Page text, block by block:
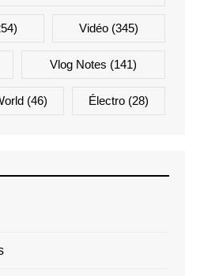
Vidéo (345)
Vlog Notes (141)
(46) Électro (28)